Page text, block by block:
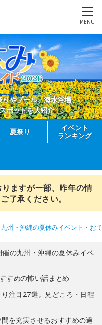
MENU
やプール、海水浴場、
ポットを大紹介
夏祭り
イベント
ランキング
ますが一部、昨年の情
了承ください。
九州・沖縄の夏休みイベント・お
の九州・沖縄の夏休みイベ
すめの怖い話まとめ
り注目27選。見どころ・日程
を充実させるおすすめの過